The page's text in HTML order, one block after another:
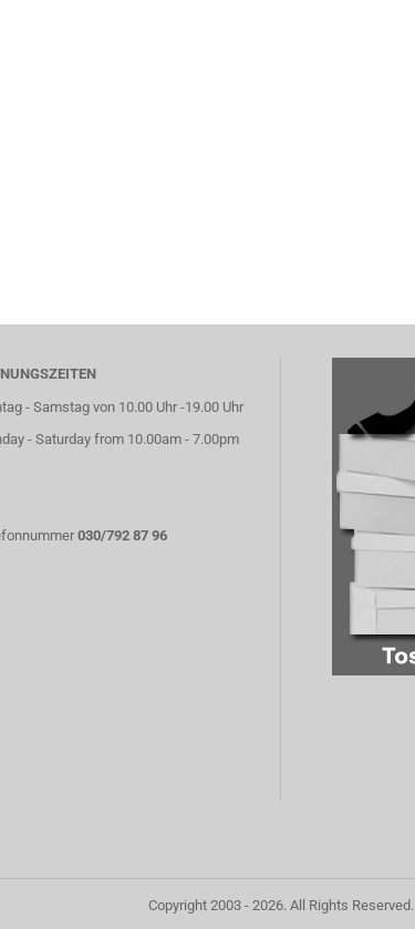
- Samstag von 10.00 Uhr -19.00 Uhr
- Saturday from 10.00am - 7.00pm
030/792 87 96
Copyright 2003 - 2026. All Rights Reserved.